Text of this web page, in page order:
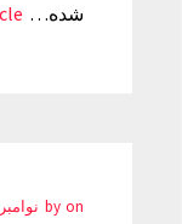
شده… →
by on نوامبر 28, 2016